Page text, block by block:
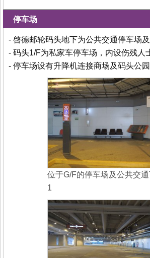
停车场
- 啓德邮轮码头地下为公共交通停车场
- 码头1/F为私家车停车场，内设伤残人
- 停车场设有升降机连接商场及码头公园
位于G/F的停车场及公共交
1